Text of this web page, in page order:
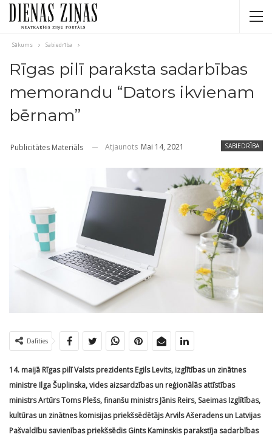
Sākums Sabiedrība
Rīgas pilī paraksta sadarbības
memorandu “Dators ikvienam
bērnam”
SABIEDRĪBA
Publicitātes Materiāls Atjaunots Mai 14, 2021
Dalīties
14. maijā Rīgas pilī Valsts prezidents Egils Levits, izglītības un zinātnes
ministre Ilga Šuplinska, vides aizsardzības un reģionālās attīstības
ministrs Artūrs Toms Plešs, finanšu ministrs Jānis Reirs, Saeimas Izglītības,
kultūras un zinātnes komisijas priekšsēdētājs Arvils Ašeradens un Latvijas
Pašvaldību savienības priekšsēdis Gints Kaminskis parakstīja sadarbības